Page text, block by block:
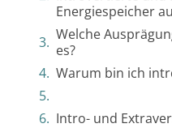
Energiespeicher
Welche
es?
Warum bin ich
Intro- und